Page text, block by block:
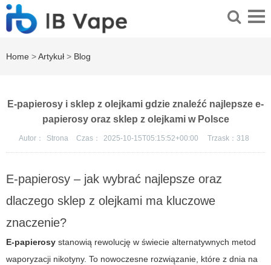
Home >Artykuł > Blog
E-papierosy i sklep z olejkami gdzie znaleźć najlepsze e-
papierosy oraz sklep z olejkami w Polsce
Autor： Strona Czas： 2025-10-15T05:15:52+00:00 Trzask： 318
E-papierosy – jak wybrać najlepsze oraz
dlaczego sklep z olejkami ma kluczowe
znaczenie?
E-papierosy stanowią rewolucję w świecie alternatywnych metod
waporyzacji nikotyny. To nowoczesne rozwiązanie, które z dnia na